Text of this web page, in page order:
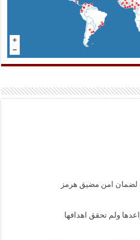
لضمان امن مضيق هرمز
ولم تحقق اهدافها